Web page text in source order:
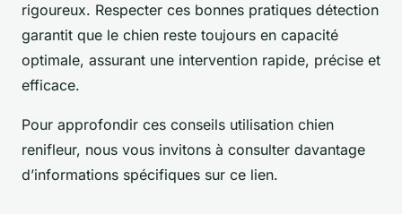
rigoureux. Respecter ces bonnes pratiques détection
garantit que le chien reste toujours en capacité
optimale, assurant une intervention rapide, précise et
efficace.
Pour approfondir ces conseils utilisation chien
renifleur, nous vous invitons à consulter davantage
d’informations spécifiques sur ce lien.